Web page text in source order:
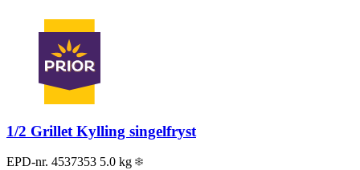
1/2 Grillet Kylling singelfryst
EPD-nr. 4537353 5.0 kg